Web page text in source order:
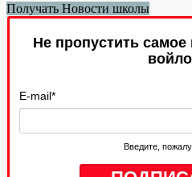
Получать Новости школы
Не пропустить
E-mail*
Введите,